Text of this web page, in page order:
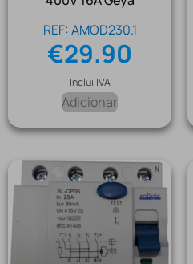
REF: AMOD230.1
€29.90
Inclui IVA
Adicionar